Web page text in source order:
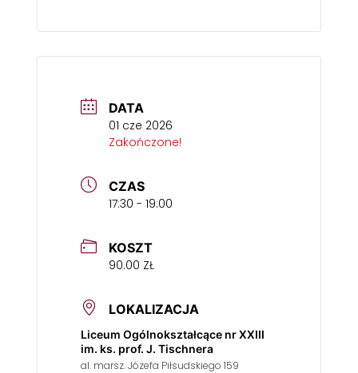
DATA
01 cze 2026
Zakończone!
CZAS
17:30 - 19:00
KOSZT
90.00 ZŁ
LOKALIZACJA
Liceum Ogólnokształcące nr XXIII
im. ks. prof. J. Tischnera
al. marsz. Józefa Piłsudskiego 159